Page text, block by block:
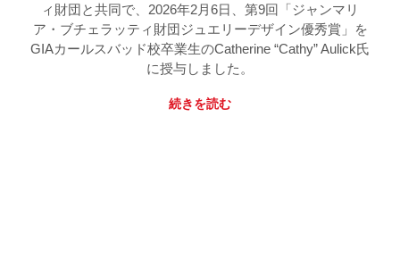
ィ財団と共同で、2026年2月6日、第9回「ジャンマリ
ア・ブチェラッティ財団ジュエリーデザイン優秀賞」を
GIAカールスバッド校卒業生のCatherine “Cathy” Aulick氏
に授与しました。
続きを読む